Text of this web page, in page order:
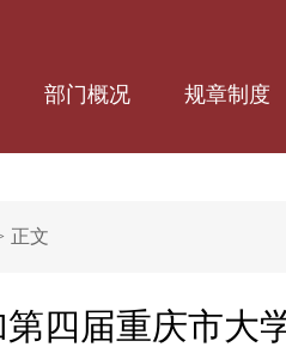
部门概况 规章制度
正文
四届重庆市大